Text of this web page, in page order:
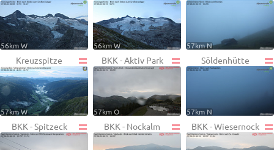
56km W 56km W 57km N
Kreuzspitze
57km W
BKK - Aktiv Park
57km O
Söldenhütte
57km N
BKK - Spitzeck BKK - Nockalm BKK - Wiesernock